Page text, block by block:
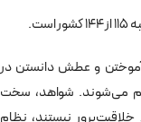
و عطش دانستن در
هم می‌شوند. شواهد، سخت